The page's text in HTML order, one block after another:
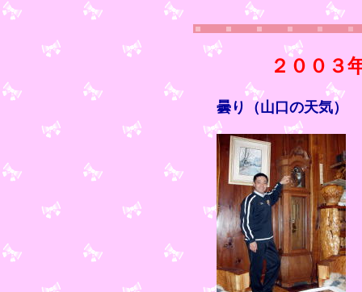
２００３
曇り（山口の天気）